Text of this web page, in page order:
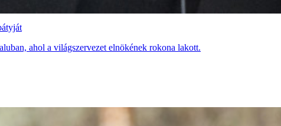
ahol a világszervezet elnökének rokona lakott.